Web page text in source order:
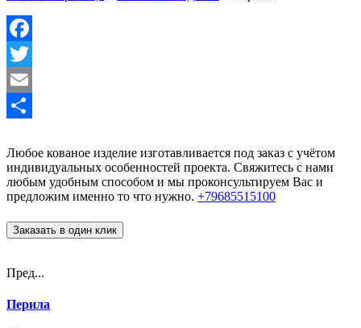
Facebook
Twitter
Email
Любое кованое изделие изготавливается под заказ с учётом
индивидуальных особенностей проекта. Свяжитесь с нами
любым удобным способом и мы проконсультируем Вас и
предложим именно то что нужно. +79685515100
Заказать в один клик
Пред...
Перила